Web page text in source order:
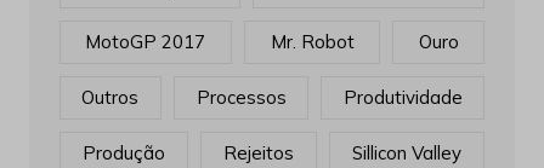
MotoGP 2017 Mr. Robot Ouro
Outros Processos Produtividade
Produção Rejeitos Sillicon Valley